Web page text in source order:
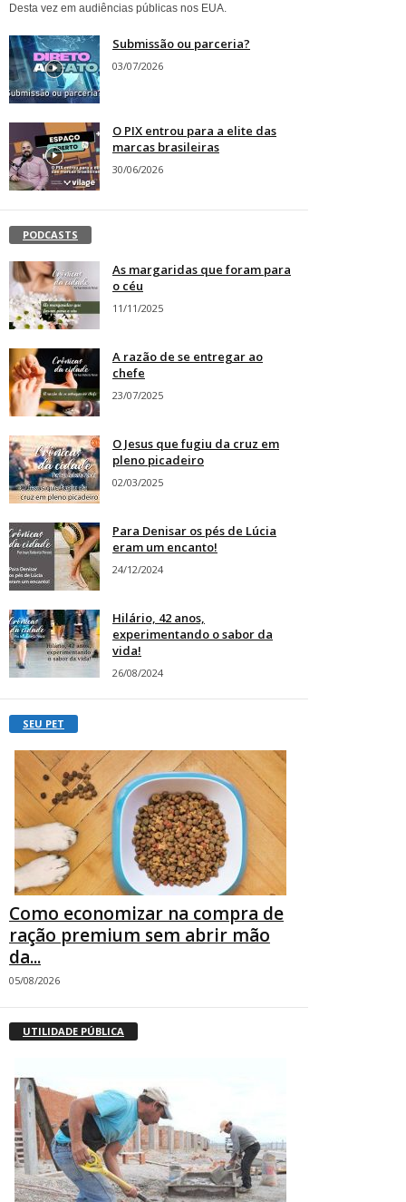
Desta vez em audiências públicas nos EUA.
Submissão ou parceria?
03/07/2026
O PIX entrou para a elite das
marcas brasileiras
30/06/2026
PODCASTS
As margaridas que foram para
o céu
11/11/2025
A razão de se entregar ao
chefe
23/07/2025
O Jesus que fugiu da cruz em
pleno picadeiro
02/03/2025
Para Denisar os pés de Lúcia
eram um encanto!
24/12/2024
Hilário, 42 anos,
experimentando o sabor da
vida!
26/08/2024
SEU PET
Como economizar na compra de
ração premium sem abrir mão
da...
05/08/2026
UTILIDADE PÚBLICA